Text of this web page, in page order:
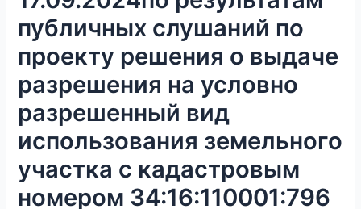
публичных слушаний по
проекту решения о выдаче
разрешения на условно
разрешенный вид
использования земельного
участка с кадастровым
номером 34:16:110001:796